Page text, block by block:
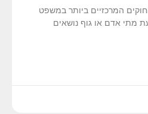
המרכזיים ביותר במשפט
מתי אדם או גוף נושאים